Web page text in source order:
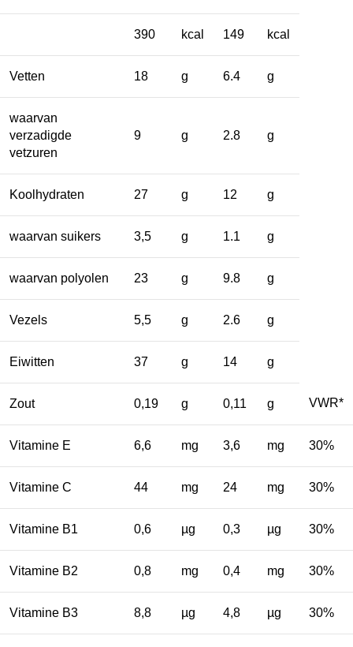
390 kcal 149 kcal
Vetten 18 g 6.4 g
waarvan
verzadigde
vetzuren
9 g 2.8 g
Koolhydraten 27 g 12 g
waarvan suikers 3,5 g 1.1 g
waarvan polyolen 23 g 9.8 g
Vezels 5,5 g 2.6 g
Eiwitten 37 g 14 g
Zout 0,19 g 0,11 g VWR*
Vitamine E 6,6 mg 3,6 mg 30%
Vitamine C 44 mg 24 mg 30%
Vitamine B1 0,6 µg 0,3 µg 30%
Vitamine B2 0,8 mg 0,4 mg 30%
Vitamine B3 8,8 µg 4,8 µg 30%